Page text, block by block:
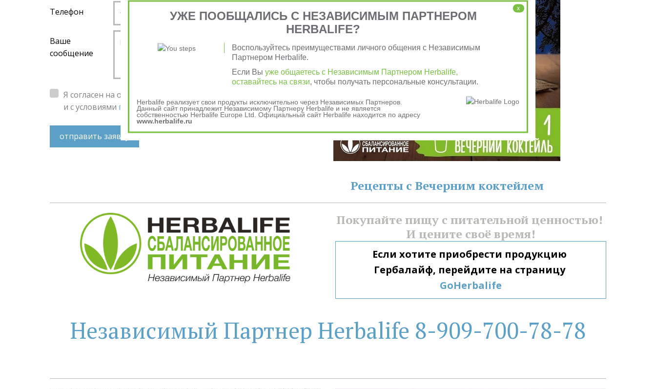
Телефон *
Ваше
сообщение
Я согласен на обработку
и с условиями пользовательского соглашения
отправить заявку
Рецепты с Вечерним коктейлем
Покупайте пищу с питательной ценностью!
И цените своё время!
Если хотите приобрести продукцию
Гербалайф, перейдите на страницу
GoHerbalife
Независимый Партнер Herbalife 8-909-700-78-78
x
УЖЕ ПООБЩАЛИСЬ С НЕЗАВИСИМЫМ ПАРТНЕРОМ
HERBALIFE?
Воспользуйтесь преимуществами личного общения с Независимым
Партнером Herbalife.
Если Вы уже общаетесь с Независимым Партнером Herbalife,
оставайтесь на связи, чтобы получать персональные консультации.
Herbalife реализует свои продукты исключительно через Независимых Партнеров.
Данный сайт принадлежит Независимому Партнеру Herbalife и не является
собственностью Herbalife Europe Ltd. Официальный сайт Herbalife находится по адресу
www.herbalife.ru